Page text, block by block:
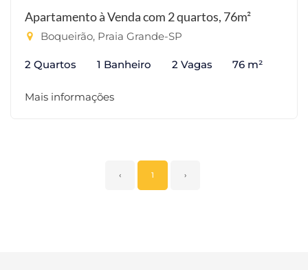
Apartamento à Venda com 2 quartos, 76m²
Boqueirão, Praia Grande-SP
2 Quartos 1 Banheiro 2 Vagas 76 m²
Mais informações
‹ 1 ›